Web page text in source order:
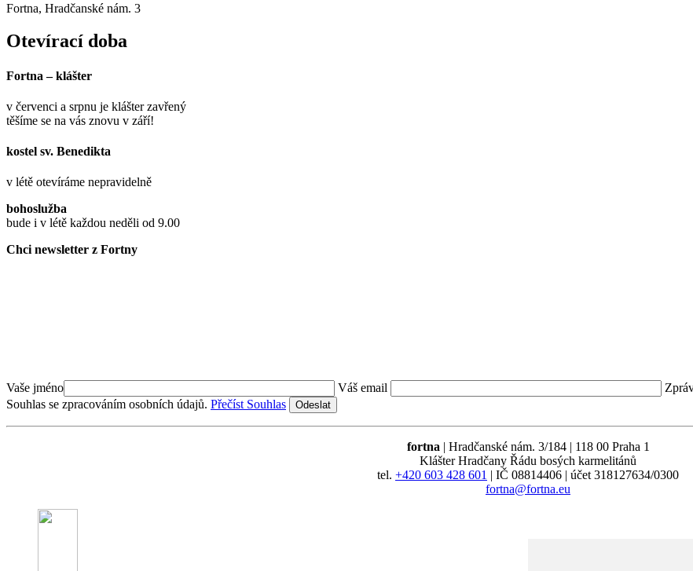
Fortna, Hradčanské nám. 3
Otevírací doba
Fortna – klášter
v červenci a srpnu je klášter zavřený
těšíme se na vás znovu v září!
kostel sv. Benedikta
v létě otevíráme nepravidelně
bohoslužba
bude i v létě každou neděli od 9.00
Chci newsletter z Fortny
Vaše jméno Váš email
Souhlas se zpracováním osobních údajů. Přečíst Souhlas
fortna| Hradčanské nám. 3/184 | 118 00 Praha 1
Klášter Hradčany Řádu bosých karmelitánů
tel. +420 603 428 601 | IČ 08814406 | účet 318127634/0300
fortna@fortna.eu